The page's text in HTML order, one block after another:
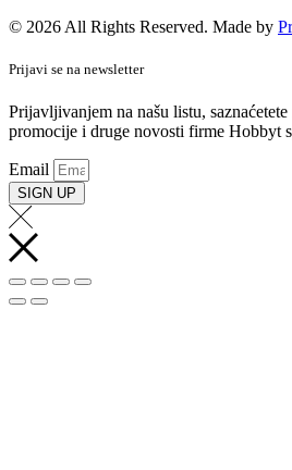
© 2026 All Rights Reserved. Made by
Prijavi se na newsletter
Prijavljivanjem na našu listu,
promocije i druge novosti firme Hobbyt
Email
SIGN UP